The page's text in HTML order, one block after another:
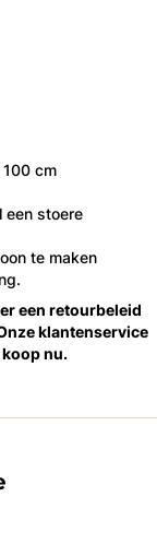
cm
een stoere
te maken
een retourbeleid
klantenservice
koop nu.